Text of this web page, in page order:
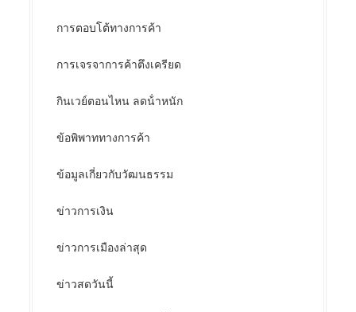
การตอบโต้ทางการค้า
การเจรจาการค้าตึงเครียด
กินเวย์ตอนไหน ลดน้ําหนัก
ข้อพิพาททางการค้า
ข้อมูลเกี่ยวกับวัฒนธรรม
ข่าวการเงิน
ข่าวการเมืองล่าสุด
ข่าวสดวันนี้